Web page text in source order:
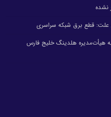
نشده
علت: قطع برق شبکه سراسری
هیأت‌مدیره هلدینگ خلیج فارس